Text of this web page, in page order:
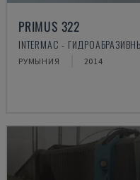
PRIMUS 322
INTERMAC -
РУМЫНИЯ 2014